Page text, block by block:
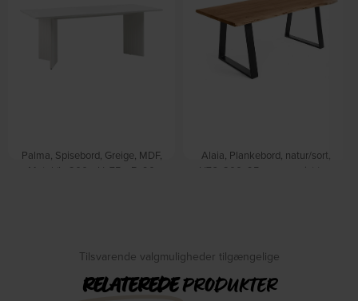
Palma, Spisebord, Greige, MDF,
Metal (L: 200 x H: 75 x B: 90
Alaia, Plankebord, natur/sort,
H76x200x95 cm, massivt træ
Tilsvarende valgmuligheder tilgængelige
RELATEREDEPRODUKTER